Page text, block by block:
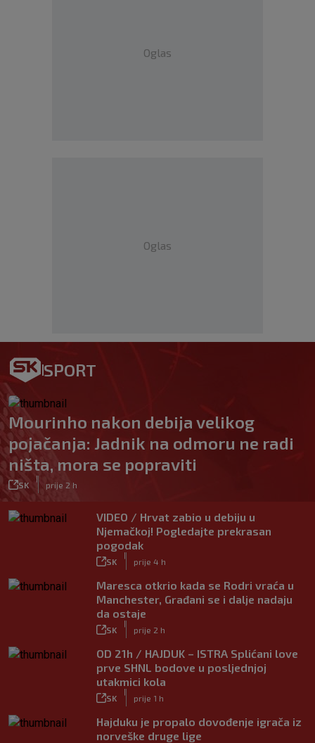
Oglas
Oglas
SPORT
Mourinho nakon debija velikog
pojačanja: Jadnik na odmoru ne radi
ništa, mora se popraviti
SK prije 2 h
VIDEO / Hrvat zabio u debiju u
Njemačkoj! Pogledajte prekrasan
pogodak
SK prije 4 h
Maresca otkrio kada se Rodri vraća u
Manchester, Građani se i dalje nadaju
da ostaje
SK prije 2 h
OD 21h / HAJDUK – ISTRA Splićani love
prve SHNL bodove u posljednjoj
utakmici kola
SK prije 1 h
Hajduku je propalo dovođenje igrača iz
norveške druge lige